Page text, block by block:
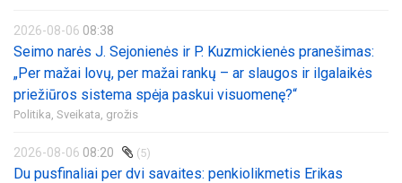
2026-08-06 08:38
Seimo narės J. Sejonienės ir P. Kuzmickienės pranešimas:
„Per mažai lovų, per mažai rankų – ar slaugos ir ilgalaikės
priežiūros sistema spėja paskui visuomenę?“
Politika, Sveikata, grožis
2026-08-06 08:20 (5)
Du pusfinaliai per dvi savaites: penkiolikmetis Erikas